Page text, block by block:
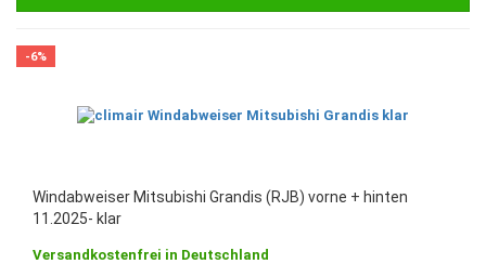
-6%
Windabweiser Mitsubishi Grandis (RJB) vorne + hinten
11.2025- klar
Versandkostenfrei in Deutschland